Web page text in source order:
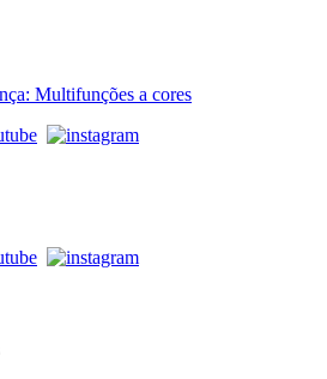
Multifunções a cores